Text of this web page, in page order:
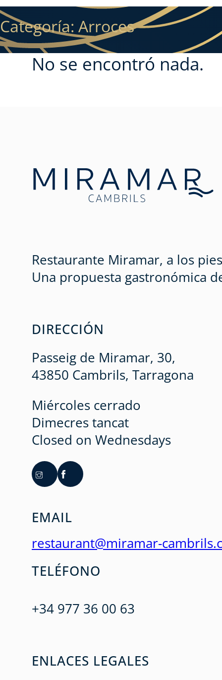
Categoría: Arroces
No se encontró nada.
Restaurante Miramar, a los
Una propuesta gastronómica
DIRECCIÓN
Passeig de Miramar, 30,
43850 Cambrils, Tarragona
Miércoles cerrado
Dimecres tancat
Closed on Wednesdays
EMAIL
restaurant@miramar-
TELÉFONO
+34 977 36 00 63
ENLACES LEGALES